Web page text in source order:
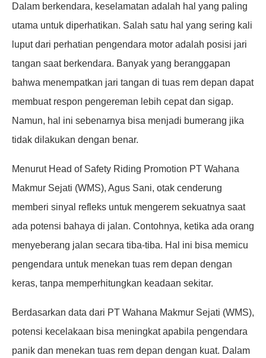
Dalam berkendara, keselamatan adalah hal yang paling
utama untuk diperhatikan. Salah satu hal yang sering kali
luput dari perhatian pengendara motor adalah posisi jari
tangan saat berkendara. Banyak yang beranggapan
bahwa menempatkan jari tangan di tuas rem depan dapat
membuat respon pengereman lebih cepat dan sigap.
Namun, hal ini sebenarnya bisa menjadi bumerang jika
tidak dilakukan dengan benar.
Menurut Head of Safety Riding Promotion PT Wahana
Makmur Sejati (WMS), Agus Sani, otak cenderung
memberi sinyal refleks untuk mengerem sekuatnya saat
ada potensi bahaya di jalan. Contohnya, ketika ada orang
menyeberang jalan secara tiba-tiba. Hal ini bisa memicu
pengendara untuk menekan tuas rem depan dengan
keras, tanpa memperhitungkan keadaan sekitar.
Berdasarkan data dari PT Wahana Makmur Sejati (WMS),
potensi kecelakaan bisa meningkat apabila pengendara
panik dan menekan tuas rem depan dengan kuat. Dalam